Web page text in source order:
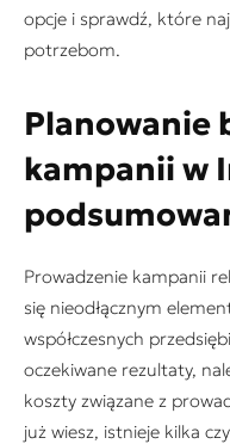
opcje i sprawdź, które
potrzebom.
Planowanie
kampanii w
Prowadzenie kampanii
się nieodłącznym
współczesnych
oczekiwane rezultaty,
koszty związane z
już wiesz, istnieje kilka